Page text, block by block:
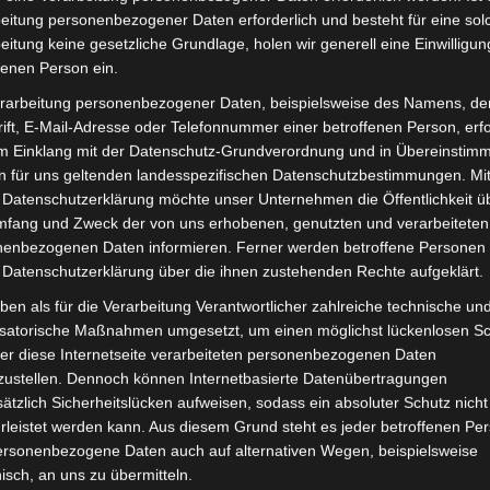
Auch hier werden vereinzelt Highlights von
nur leicht aufgehellt. Dafür wird das Gesicht
können zusätzlich ausgewählte Haarpartien
für lange Haare, sondern funktionieren auch
Longbob.
personenbezogener Daten erforderlich und besteht für eine
keine gesetzliche Grundlage, holen wir generell eine
Person ein.
personenbezogener Daten, beispielsweise des Namens,
E-Mail-Adresse oder Telefonnummer einer betroffenen Person,
Einklang mit der Datenschutz-Grundverordnung und in
für uns geltenden landesspezifischen Datenschutzbestimmungen.
möchte unser Unternehmen die Öffentlichkeit
und Zweck der von uns erhobenen, genutzten und verarbeiteten
Daten informieren. Ferner werden betroffene Personen
über die ihnen zustehenden Rechte aufgeklärt.
als für die Verarbeitung Verantwortlicher zahlreiche technische und
Maßnahmen umgesetzt, um einen möglichst lückenlosen
diese Internetseite verarbeiteten personenbezogenen Daten
Dennoch können Internetbasierte Datenübertragungen
Sicherheitslücken aufweisen, sodass ein absoluter Schutz nicht
werden kann. Aus diesem Grund steht es jeder betroffenen
Daten auch auf alternativen Wegen, beispielsweise
an uns zu übermitteln.